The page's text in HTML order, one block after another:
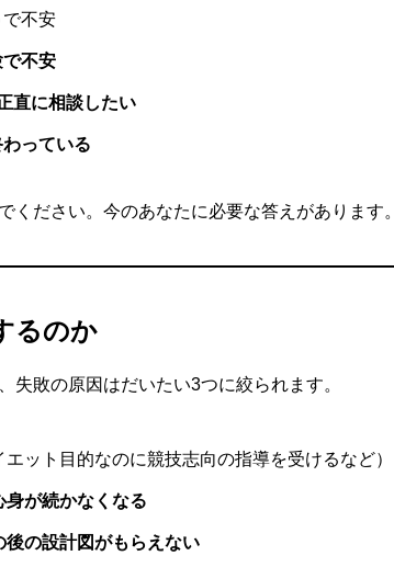
で不安
不安
直に相談したい
っている
ださい。今のあなたに必要な答えがあります。
るのか
敗の原因はだいたい3つに絞られます。
エット目的なのに競技志向の指導を受けるなど）
が続かなくなる
後の設計図がもらえない